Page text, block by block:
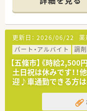
＜こんな方にもオ
■土日休みでお仕
■お子様のお迎え
■少ない日数でも
■福利厚生制度が
等々…少しでも気
い。
■現在は常勤の薬
しながら業務にあ
【勤務について】
■19時までの開局
時間も確保しやす
■残業代は1分単
組みを会社全体で
■20名以上の応援
などにも柔軟に対
【募集背景と求め
更新日： 2026/06/22 薬
パート・アルバイト
調
【五條市】《時給
土日祝は休みです！
迎♪車通勤できる方は